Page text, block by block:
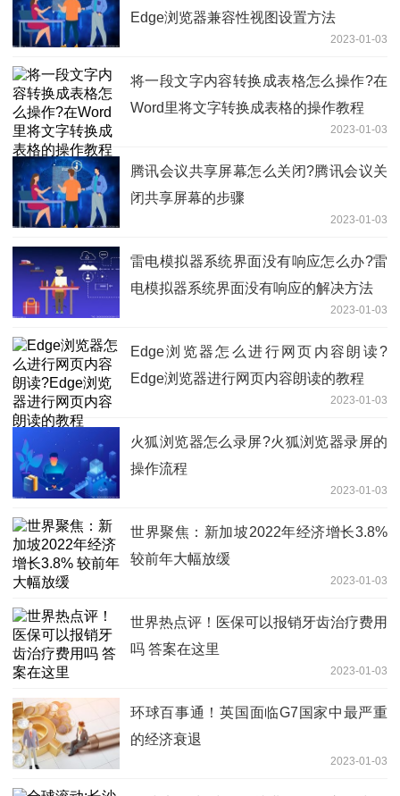
Edge浏览器兼容性视图设置方法
2023-01-03
将一段文字内容转换成表格怎么操作?在
Word里将文字转换成表格的操作教程
2023-01-03
腾讯会议共享屏幕怎么关闭?腾讯会议关
闭共享屏幕的步骤
2023-01-03
雷电模拟器系统界面没有响应怎么办?雷
电模拟器系统界面没有响应的解决方法
2023-01-03
Edge浏览器怎么进行网页内容朗读?
Edge浏览器进行网页内容朗读的教程
2023-01-03
火狐浏览器怎么录屏?火狐浏览器录屏的
操作流程
2023-01-03
世界聚焦：新加坡2022年经济增长3.8%
较前年大幅放缓
2023-01-03
世界热点评！医保可以报销牙齿治疗费用
吗 答案在这里
2023-01-03
环球百事通！英国面临G7国家中最严重
的经济衰退
2023-01-03